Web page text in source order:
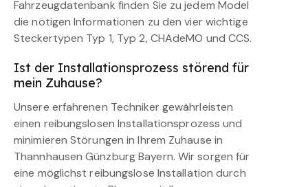
Fahrzeugdatenbank finden Sie zu jedem Model
die nötigen Informationen zu den vier wichtige
Steckertypen Typ 1, Typ 2, CHAdeMO und CCS.
Ist der Installationsprozess störend für
mein Zuhause?
Unsere erfahrenen Techniker gewährleisten
einen reibungslosen Installationsprozess und
minimieren Störungen in Ihrem Zuhause in
Thannhausen Günzburg Bayern. Wir sorgen für
eine möglichst reibungslose Installation durch